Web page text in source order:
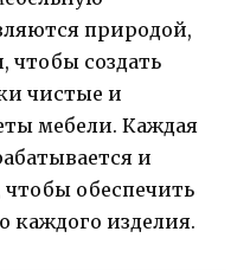
природой,
чтобы создать
чистые и
мебели. Каждая
и
обеспечить
каждого изделия.